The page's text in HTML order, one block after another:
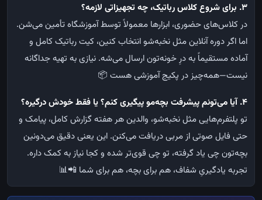
۳. برای شروع کلاس رباتیک، چه تجهیزاتی لازمه؟
در کلاس‌های حضوری، ابزارها معمولاً توسط آموزشگاه تأمین می‌شن.
اما اگر دوره آنلاین مثل نخبه‌شو انتخاب کنین، کیت رباتیک کامل و
آماده مستقیماً به درِ خونه‌تون ارسال می‌شه. نیازی به تهیه جداگانه
نیست—همه‌چیز در پکیج آموزشی هست 📦
۴. آیا می‌تونم پیشرفت بچه‌مو پیگیری کنم؟ یا فقط خودش درگیره؟
تو پلتفرم‌هایی مثل نخبه‌شو، والدین هر هفته گزارش کامل، پیامک و
حتی فایل صوتی از مربی دریافت می‌کنن. این یعنی دقیق می‌دونین
بچه‌تون چی یاد گرفته، تو چی قوی‌تر شده و کجا نیاز به کمک داره.
تجربه یادگیریِ شفاف، هم برای بچه، هم برای شما 📲📊